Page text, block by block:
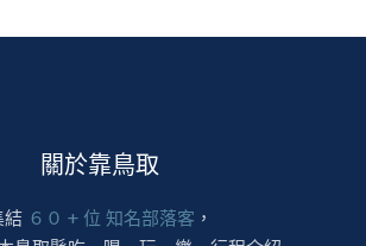
關於靠鳥取
結 ６０ + 位 知名部落客 ，